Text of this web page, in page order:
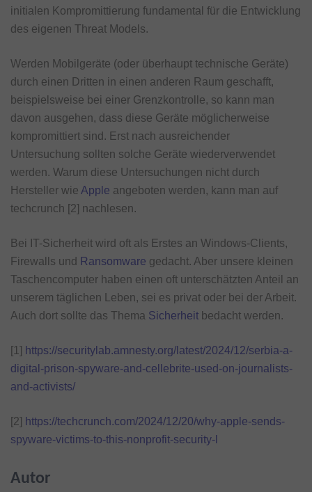
initialen Kompromittierung fundamental für die Entwicklung
des eigenen Threat Models.
Werden Mobilgeräte (oder überhaupt technische Geräte)
durch einen Dritten in einen anderen Raum geschafft,
beispielsweise bei einer Grenzkontrolle, so kann man
davon ausgehen, dass diese Geräte möglicherweise
kompromittiert sind. Erst nach ausreichender
Untersuchung sollten solche Geräte wiederverwendet
werden. Warum diese Untersuchungen nicht durch
Hersteller wie Apple angeboten werden, kann man auf
techcrunch [2] nachlesen.
Bei IT-Sicherheit wird oft als Erstes an Windows-Clients,
Firewalls und Ransomware gedacht. Aber unsere kleinen
Taschencomputer haben einen oft unterschätzten Anteil an
unserem täglichen Leben, sei es privat oder bei der Arbeit.
Auch dort sollte das Thema Sicherheit bedacht werden.
[1] https://securitylab.amnesty.org/latest/2024/12/serbia-a-
digital-prison-spyware-and-cellebrite-used-on-journalists-
and-activists/
[2] https://techcrunch.com/2024/12/20/why-apple-sends-
spyware-victims-to-this-nonprofit-security-l
Autor